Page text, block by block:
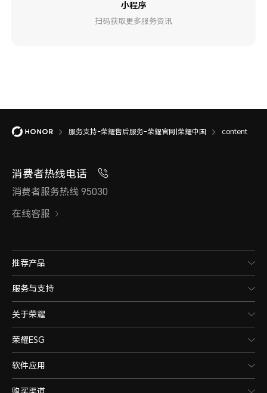
小程序
扫码获取更多服务资讯
服务支持-荣耀售后服务-荣耀官网|荣耀中国 content
消费者热线电话
消费者服务热线 95030
在线客服
推荐产品
服务与支持
关于荣耀
荣耀ESG
软件应用
购买渠道